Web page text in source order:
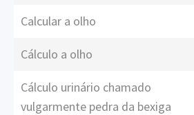
Calcular a olho
Cálculo a olho
Cálculo urinário chamado
vulgarmente pedra da bexiga